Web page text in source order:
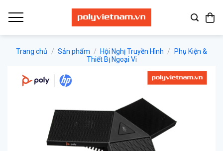
qua
Trang chủ / Sản phẩm / Hội Nghị Truyền Hình /
Phụ Kiện &
Thiết Bị Ngoại Vi